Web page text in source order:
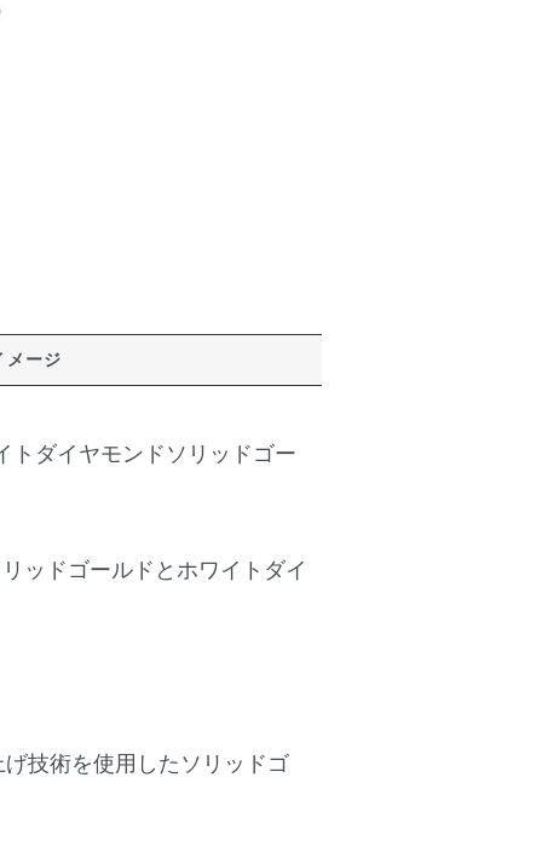
メージ
トダイヤモンドソリッドゴー
ッドゴールドとホワイトダイ
技術を使用したソリッドゴ